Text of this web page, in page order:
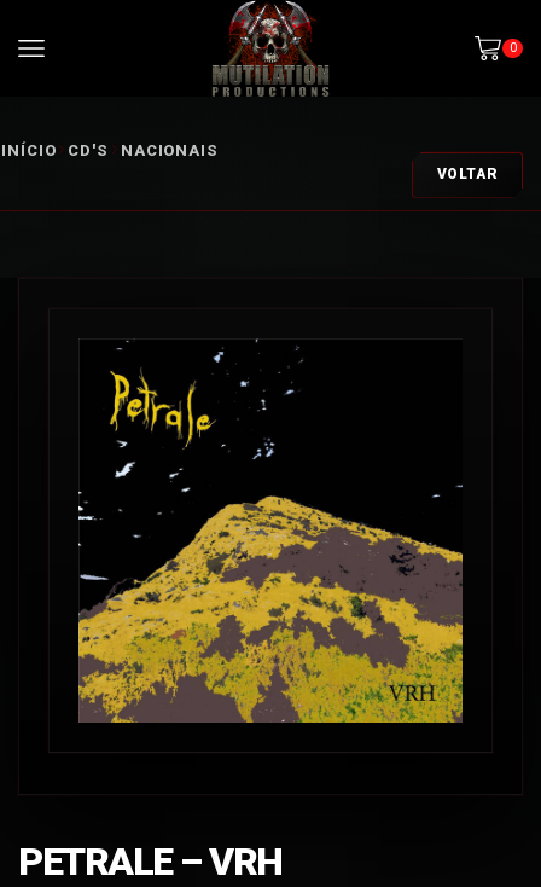
0
INÍCIO CD'S NACIONAIS
VOLTAR
PETRALE – VRH